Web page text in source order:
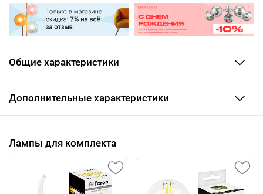
Общие характеристики
Дополнительные характеристики
Лампы для комплекта